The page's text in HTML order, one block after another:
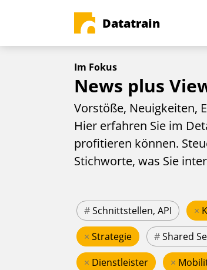
Datatrain
Im Fokus
News plus
Vorstöße, Neuigkeiten,
Hier erfahren Sie im
profitieren können.
Stichworte, was Sie
#Schnittstellen, API ×
× Strategie #Shared
× Dienstleister ×